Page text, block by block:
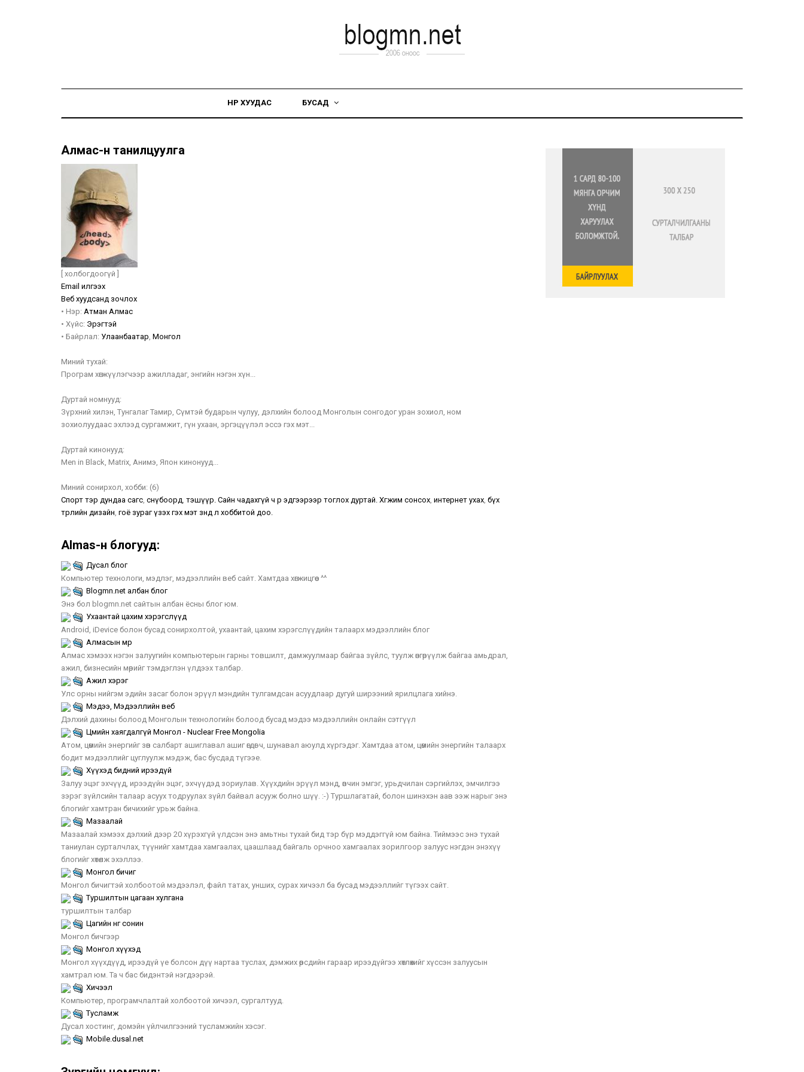
НҮҮР ХУУДАС БУСАД
Алмас-н танилцуулга
[ холбогдоогүй ]
Email илгээх
Веб хуудсанд зочлох
• Нэр: Атман Алмас
• Хүйс: Эрэгтэй
• Байрлал: Улаанбаатар, Монгол
Миний тухай:
Програм хөгжүүлэгчээр ажилладаг, энгийн нэгэн хүн...
Дуртай номнууд:
Зүрхний хилэн, Тунгалаг Тамир, Сүмтэй бударын чулуу, дэлхийн болоод Монголын сонгодог уран зохиол, ном
зохиолуудаас эхлээд сургамжит, гүн ухаан, эргэцүүлэл эссэ гэх мэт...
Дуртай кинонууд:
Men in Black, Matrix, Анимэ, Япон кинонууд...
Миний сонирхол, хобби: (6)
Спорт тэр дундаа сагс, снөүбоорд, тэшүүр. Сайн чадахгүй ч өөрөө эдгээрээр тоглох дуртай. Хөгжим сонсох, интернет ухах, бүх
төрлийн дизайн, гоё зураг үзэх гэх мэт зөндөө л хоббитой доо.
Almas-н блогууд:
Дусал блог
Компьютер технологи, мэдлэг, мэдээллийн веб сайт. Хамтдаа хөгжицгөөе ^^
Blogmn.net албан блог
Энэ бол blogmn.net сайтын албан ёсны блог юм.
Ухаантай цахим хэрэгслүүд
Android, iDevice болон бусад сонирхолтой, ухаантай, цахим хэрэгслүүдийн талаарх мэдээллийн блог
Алмасын мөр
Алмас хэмээх нэгэн залуугийн компьютерын гарны товшилт, дамжуулмаар байгаа зүйлс, туулж өнгөрүүлж байгаа амьдрал,
ажил, бизнесийн мөрийг тэмдэглэн үлдээх талбар.
Ажил хэрэг
Улс орны нийгэм эдийн засаг болон эрүүл мэндийн тулгамдсан асуудлаар дугуй ширээний ярилцлага хийнэ.
Мэдээ, Мэдээллийн веб
Дэлхий дахины болоод Монголын технологийн болоод бусад мэдээ мэдээллийн онлайн сэтгүүл
Цөмийн хаягдалгүй Монгол - Nuclear Free Mongolia
Атом, цөмийн энергийг зөв салбарт ашиглавал ашиг өгдөг ч, шунавал аюулд хүргэдэг. Хамтдаа атом, цөмийн энергийн талаарх
бодит мэдээллийг цуглуулж мэдэж, бас бусдад түгээе.
Хүүхэд бидний ирээдүй
Залуу эцэг эхчүүд, ирээдүйн эцэг, эхчүүдэд зориулав. Хүүхдийн эрүүл мэнд, өвчин эмгэг, урьдчилан сэргийлэх, эмчилгээ
зэрэг зүйлсийн талаар асуух тодруулах зүйл байвал асууж болно шүү. :-) Туршлагатай, болон шинэхэн аав ээж нарыг энэ
блогийг хамтран бичихийг урьж байна.
Мазаалай
Мазаалай хэмээх дэлхий дээр 20 хүрэхгүй үлдсэн энэ амьтны тухай бид тэр бүр мэддэггүй юм байна. Тиймээс энэ тухай
таниулан сурталчлах, түүнийг хамтдаа хамгаалах, цаашлаад байгаль орчноо хамгаалах зорилгоор залуус нэгдэн энэхүү
блогийг хөтөлж эхэллээ.
Монгол бичиг
Монгол бичигтэй холбоотой мэдээлэл, файл татах, унших, сурах хичээл ба бусад мэдээллийг түгээх сайт.
Туршилтын цагаан хулгана
туршилтын талбар
Цагийн өнгө сонин
Монгол бичгээр
Монгол хүүхэд
Монгол хүүхдүүд, ирээдүй үе болсон дүү нартаа туслах, дэмжих өөрсдийн гараар ирээдүйгээ хөтлөхийг хүссэн залуусын
хамтрал юм. Та ч бас бидэнтэй нэгдээрэй.
Хичээл
Компьютер, програмчлалтай холбоотой хичээл, сургалтууд.
Тусламж
Дусал хостинг, домэйн үйлчилгээний тусламжийн хэсэг.
Mobile.dusal.net